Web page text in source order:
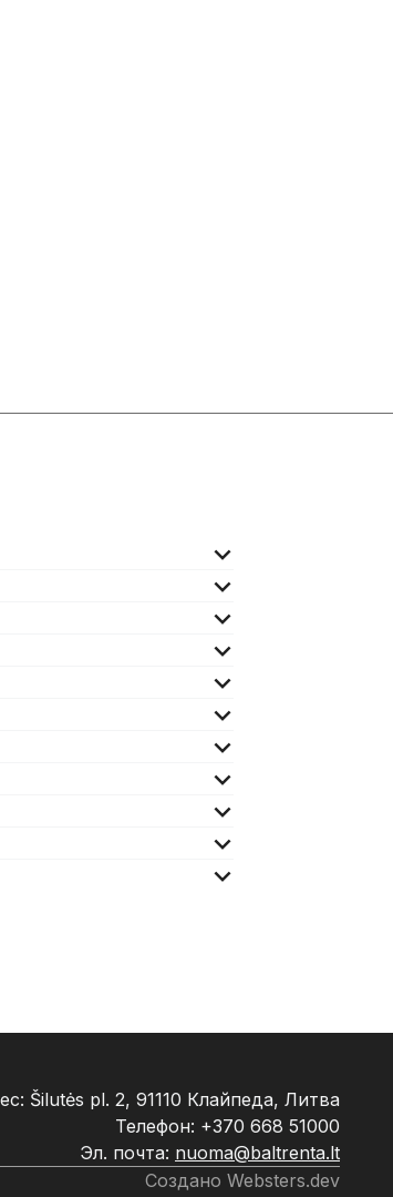
Šilutės pl. 2, 91110 Клайпеда, Литва
Телефон: +370 668 51000
Эл. почта: nuoma@baltrenta.lt
Создано Websters.dev